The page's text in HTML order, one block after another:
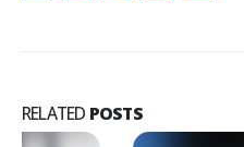
RELATED POSTS